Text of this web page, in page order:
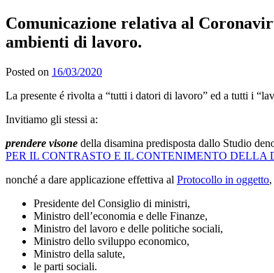
Comunicazione relativa al
ambienti di lavoro.
Posted on 16/03/2020
La presente é rivolta a “tutti i datori di lavoro” ed a tutti i
Invitiamo gli stessi a:
prendere visone della disamina predisposta dallo Studio
PER IL CONTRASTO E IL CONTENIMENTO
nonché a dare applicazione effettiva al Protocollo in oggetto
Presidente del Consiglio di ministri,
Ministro dell’economia e delle Finanze,
Ministro del lavoro e delle politiche sociali,
Ministro dello sviluppo economico,
Ministro della salute,
le parti sociali.